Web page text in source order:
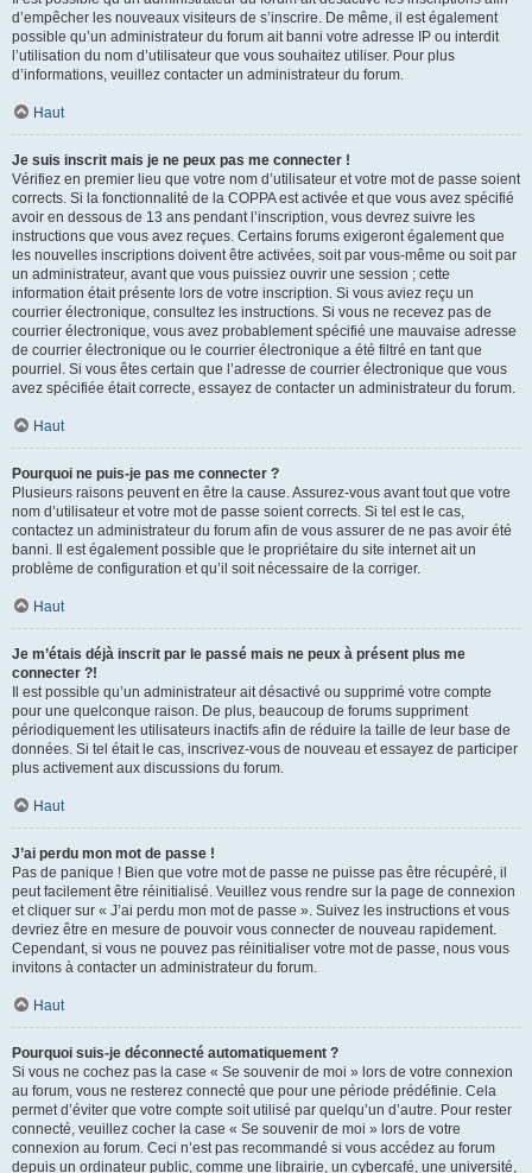
d’empêcher les nouveaux visiteurs de s’inscrire. De même, il est également
possible qu’un administrateur du forum ait banni votre adresse IP ou interdit
l’utilisation du nom d’utilisateur que vous souhaitez utiliser. Pour plus
d’informations, veuillez contacter un administrateur du forum.
Haut
Je suis inscrit mais je ne peux pas me connecter !
Vérifiez en premier lieu que votre nom d’utilisateur et votre mot de passe soient
corrects. Si la fonctionnalité de la COPPA est activée et que vous avez spécifié
avoir en dessous de 13 ans pendant l’inscription, vous devrez suivre les
instructions que vous avez reçues. Certains forums exigeront également que
les nouvelles inscriptions doivent être activées, soit par vous-même ou soit par
un administrateur, avant que vous puissiez ouvrir une session ; cette
information était présente lors de votre inscription. Si vous aviez reçu un
courrier électronique, consultez les instructions. Si vous ne recevez pas de
courrier électronique, vous avez probablement spécifié une mauvaise adresse
de courrier électronique ou le courrier électronique a été filtré en tant que
pourriel. Si vous êtes certain que l’adresse de courrier électronique que vous
avez spécifiée était correcte, essayez de contacter un administrateur du forum.
Haut
Pourquoi ne puis-je pas me connecter ?
Plusieurs raisons peuvent en être la cause. Assurez-vous avant tout que votre
nom d’utilisateur et votre mot de passe soient corrects. Si tel est le cas,
contactez un administrateur du forum afin de vous assurer de ne pas avoir été
banni. Il est également possible que le propriétaire du site internet ait un
problème de configuration et qu’il soit nécessaire de la corriger.
Haut
Je m’étais déjà inscrit par le passé mais ne peux à présent plus me
connecter ?!
Il est possible qu’un administrateur ait désactivé ou supprimé votre compte
pour une quelconque raison. De plus, beaucoup de forums suppriment
périodiquement les utilisateurs inactifs afin de réduire la taille de leur base de
données. Si tel était le cas, inscrivez-vous de nouveau et essayez de participer
plus activement aux discussions du forum.
Haut
J’ai perdu mon mot de passe !
Pas de panique ! Bien que votre mot de passe ne puisse pas être récupéré, il
peut facilement être réinitialisé. Veuillez vous rendre sur la page de connexion
et cliquer sur « J’ai perdu mon mot de passe ». Suivez les instructions et vous
devriez être en mesure de pouvoir vous connecter de nouveau rapidement.
Cependant, si vous ne pouvez pas réinitialiser votre mot de passe, nous vous
invitons à contacter un administrateur du forum.
Haut
Pourquoi suis-je déconnecté automatiquement ?
Si vous ne cochez pas la case « Se souvenir de moi » lors de votre connexion
au forum, vous ne resterez connecté que pour une période prédéfinie. Cela
permet d’éviter que votre compte soit utilisé par quelqu’un d’autre. Pour rester
connecté, veuillez cocher la case « Se souvenir de moi » lors de votre
connexion au forum. Ceci n’est pas recommandé si vous accédez au forum
depuis un ordinateur public, comme une librairie, un cybercafé, une université,